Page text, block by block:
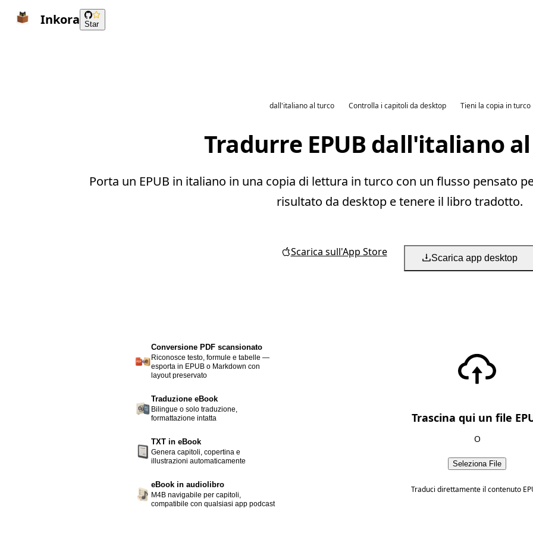
Inkora Star
dall'italiano al turco Controlla i capitoli da desktop Tieni la copia in turco
Tradurre EPUB dall'italiano
Porta un EPUB in italiano in una copia di lettura in turco con un flusso pensato
risultato da desktop e tenere il libro tradotto.
Scarica sull'App Store Scarica app desktop
Conversione PDF scansionato
Riconosce testo, formule e tabelle —
esporta in EPUB o Markdown con
layout preservato
Traduzione eBook
Bilingue o solo traduzione,
formattazione intatta
TXT in eBook
Genera capitoli, copertina e
illustrazioni automaticamente
eBook in audiolibro
M4B navigabile per capitoli,
compatibile con qualsiasi app podcast
Trascina qui un file
O
Seleziona File
Traduci direttamente il contenuto